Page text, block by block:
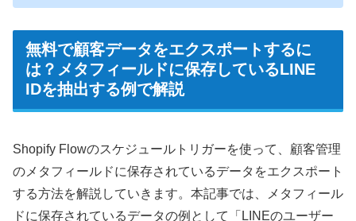
無料で顧客データをエクスポートするに
は？メタフィールドに保存しているLINE
IDを抽出する例で解説
Shopify Flowのスケジュールトリガーを使って、顧客管理
のメタフィールドに保存されているデータをエクスポート
する方法を解説していきます。本記事では、メタフィール
ドに保存されているデータの例として「LINEのユーザー